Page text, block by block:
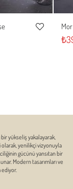
Favorilere
yükseliş yakalayarak,
yenilikçi vizyonuyla
gücünü yansıtan bir
Modern tasarımları ve